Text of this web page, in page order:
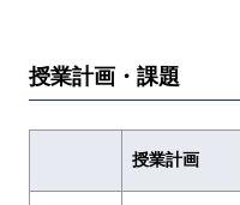
授業計画・課題
授業計画